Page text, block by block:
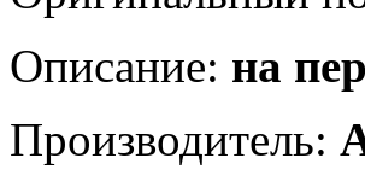
Описание: на
Производитель: